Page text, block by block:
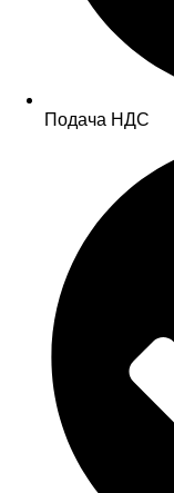
Подача НДС